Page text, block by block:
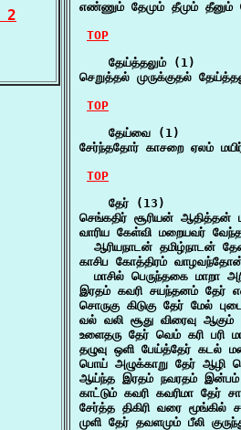
2
எண்ணும் தேமும் தீமும் தீனும்
TOP
    தேய்த்தலும் (1)
செறுத்தல் முருக்குதல்
TOP
    தேய்வை (1)
சேர்ந்ததோர் காசறை ஏலம்
TOP
    தேர் (13)
செங்கதிர் சூரியன்
வாரிய கேள்வி மறையவர்
ஆரியநாடன் தமிழ்நாடன்
காசிப கோத்திரம்
மாசில் பெருந்தகை மாறா
இரதம் கவரி சயந்தனம் தேர்
சொருகு கிடுகு தேர் மேல்
வல் வலி சூது விரைவு
உளைதரு தேர் வெம் கரி
தழுவு ஒளி பேய்த்தேர்
பொய் அழுக்காறு தேர் ஆழி
ஆய்ந்த இரதம் நவரதம்
காட்டும் கவரி கவரிமா தேர்
சேர்த்த திகிரி வரை
முளி தேர் தவளமும் பீலி